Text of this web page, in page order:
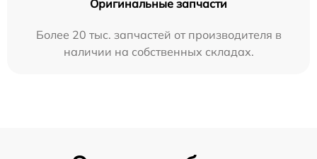
Оригинальные запчасти
Более 20 тыс. запчастей от производителя в
наличии на собственных складах.